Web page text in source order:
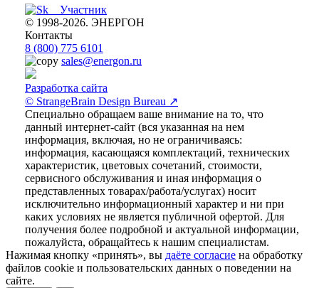
© 1998-2026. ЭНЕРГОН
Контакты
8 (800) 775 6101
sales@energon.ru
Разработка сайта
© StrangeBrain Design Bureau ↗
Специально обращаем ваше внимание на то, что
данный интернет-сайт (вся указанная на нем
информация, включая, но не ограничиваясь:
информация, касающаяся комплектаций, технических
характеристик, цветовых сочетаний, стоимости,
сервисного обслуживания и иная информация о
представленных товарах/работа/услугах) носит
исключительно информационный характер и ни при
каких условиях не является публичной офертой. Для
получения более подробной и актуальной информации,
пожалуйста, обращайтесь к нашим специалистам.
Нажимая кнопку «принять», вы даёте согласие на обработку
файлов cookie и пользовательских данных о поведении на
сайте.